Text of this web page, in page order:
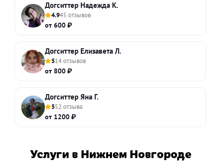
Догситтер Надежда К.
4.945 отзывов
от 600 ₽
Догситтер Елизавета Л.
514 отзывов
от 800 ₽
Догситтер Яна Г.
552 отзыва
от 1200 ₽
Услуги в Нижнем Новгороде